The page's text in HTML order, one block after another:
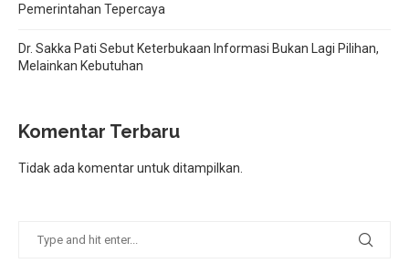
Pemerintahan Tepercaya
Dr. Sakka Pati Sebut Keterbukaan Informasi Bukan Lagi Pilihan,
Melainkan Kebutuhan
Komentar Terbaru
Tidak ada komentar untuk ditampilkan.